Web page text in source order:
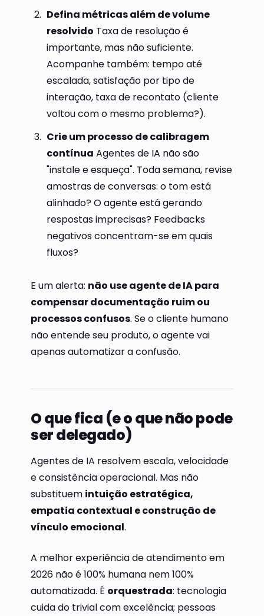
Defina métricas além de volume
resolvido Taxa de resolução é
importante, mas não suficiente.
Acompanhe também: tempo até
escalada, satisfação por tipo de
interação, taxa de recontato (cliente
voltou com o mesmo problema?).
Crie um processo de calibragem
contínua Agentes de IA não são
"instale e esqueça". Toda semana, revise
amostras de conversas: o tom está
alinhado? O agente está gerando
respostas imprecisas? Feedbacks
negativos concentram-se em quais
fluxos?
E um alerta: não use agente de IA para
compensar documentação ruim ou
processos confusos. Se o cliente humano
não entende seu produto, o agente vai
apenas automatizar a confusão.
O que fica (e o que não pode
ser delegado)
Agentes de IA resolvem escala, velocidade
e consistência operacional. Mas não
substituem intuição estratégica,
empatia contextual e construção de
vínculo emocional.
A melhor experiência de atendimento em
2026 não é 100% humana nem 100%
automatizada. É orquestrada: tecnologia
cuida do trivial com excelência; pessoas